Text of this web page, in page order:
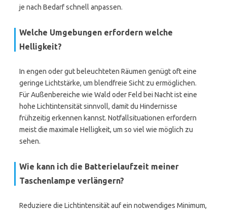
je nach Bedarf schnell anpassen.
Welche Umgebungen erfordern welche
Helligkeit?
In engen oder gut beleuchteten Räumen genügt oft eine
geringe Lichtstärke, um blendfreie Sicht zu ermöglichen.
Für Außenbereiche wie Wald oder Feld bei Nacht ist eine
hohe Lichtintensität sinnvoll, damit du Hindernisse
frühzeitig erkennen kannst. Notfallsituationen erfordern
meist die maximale Helligkeit, um so viel wie möglich zu
sehen.
Wie kann ich die Batterielaufzeit meiner
Taschenlampe verlängern?
Reduziere die Lichtintensität auf ein notwendiges Minimum,